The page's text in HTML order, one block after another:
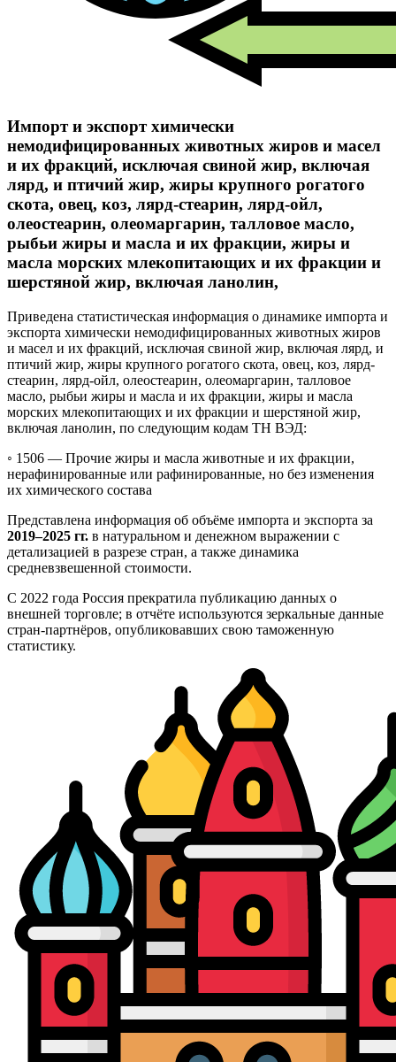
Импорт и экспорт химически
немодифицированных животных жиров и масел
и их фракций, исключая свиной жир, включая
лярд, и птичий жир, жиры крупного рогатого
скота, овец, коз, лярд-стеарин, лярд-ойл,
олеостеарин, олеомаргарин, талловое масло,
рыбьи жиры и масла и их фракции, жиры и
масла морских млекопитающих и их фракции и
шерстяной жир, включая ланолин,
Приведена статистическая информация о динамике импорта и
экспорта химически немодифицированных животных жиров
и масел и их фракций, исключая свиной жир, включая лярд, и
птичий жир, жиры крупного рогатого скота, овец, коз, лярд-
стеарин, лярд-ойл, олеостеарин, олеомаргарин, талловое
масло, рыбьи жиры и масла и их фракции, жиры и масла
морских млекопитающих и их фракции и шерстяной жир,
включая ланолин, по следующим кодам ТН ВЭД:
◦ 1506 — Прочие жиры и масла животные и их фракции,
нерафинированные или рафинированные, но без изменения
их химического состава
Представлена информация об объёме импорта и экспорта за
2019–2025 гг. в натуральном и денежном выражении с
детализацией в разрезе стран, а также динамика
средневзвешенной стоимости.
С 2022 года Россия прекратила публикацию данных о
внешней торговле; в отчёте используются зеркальные данные
стран-партнёров, опубликовавших свою таможенную
статистику.